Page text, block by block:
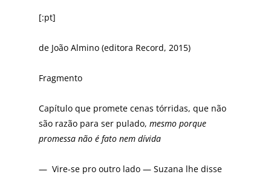
[:pt]
de João Almino (editora Record, 2015)
Fragmento
Capítulo que promete cenas tórridas, que não
são razão para ser pulado, mesmo porque
promessa não é fato nem dívida
— Vire-se pro outro lado — Suzana lhe disse